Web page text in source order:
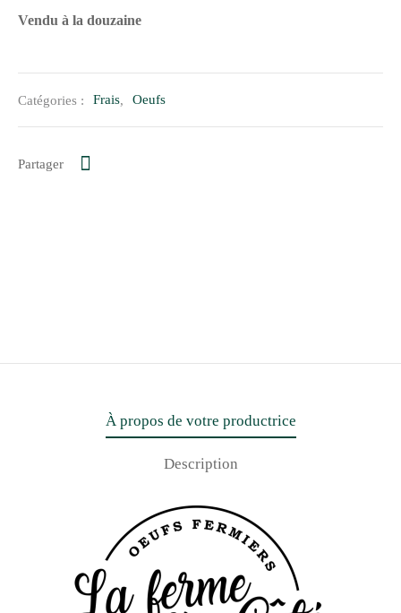
Vendu à la douzaine
Catégories : Frais, Oeufs
Partager
À propos de votre productrice
Description